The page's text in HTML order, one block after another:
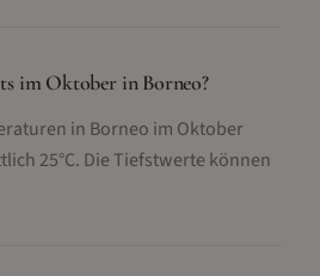
im Oktober in Borneo?
in Borneo im Oktober
25°C. Die Tiefstwerte können